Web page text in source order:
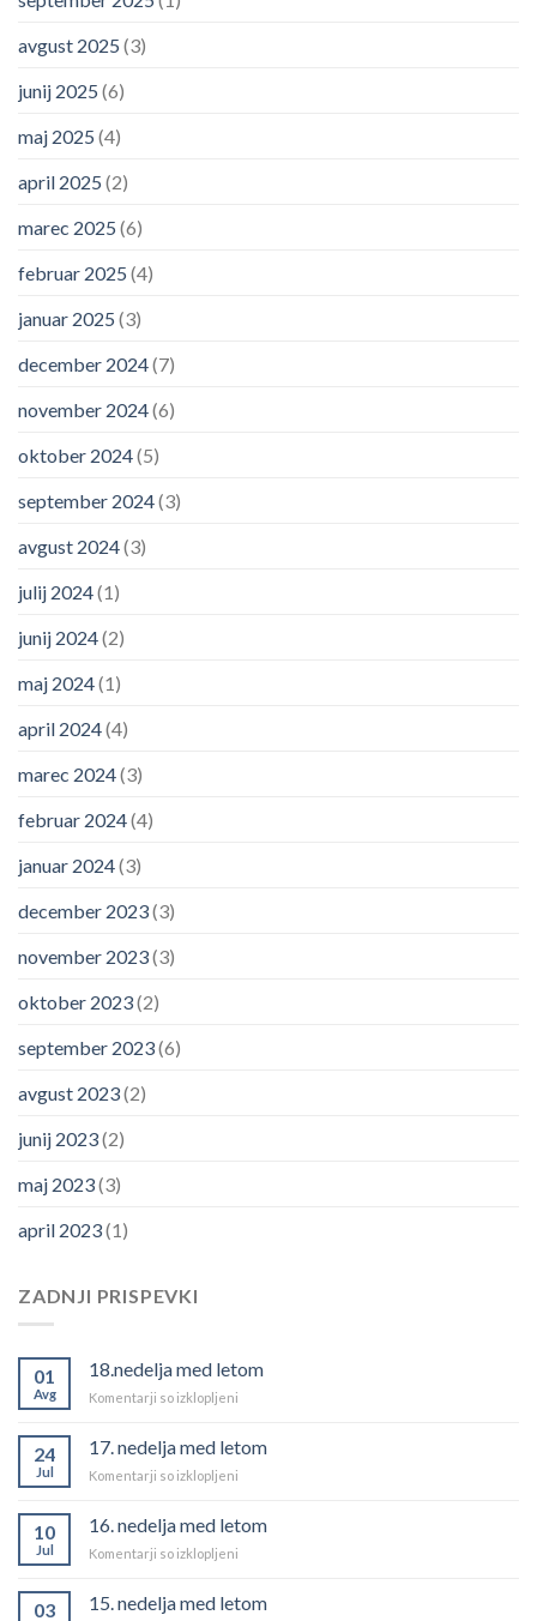
avgust 2025 (3)
junij 2025 (6)
maj 2025 (4)
april 2025 (2)
marec 2025 (6)
februar 2025 (4)
januar 2025 (3)
december 2024(7)
november 2024(6)
oktober 2024(5)
september 2024(3)
avgust 2024(3)
julij 2024(1)
junij 2024(2)
maj 2024(1)
april 2024(4)
marec 2024(3)
februar 2024(4)
januar 2024(3)
december 2023(3)
november 2023(3)
oktober 2023(2)
september 2023(6)
avgust 2023(2)
junij 2023(2)
maj 2023(3)
april 2023(1)
ZADNJI PRISPEVKI
01
Avg
18.nedelja med letom
Komentarji so izklopljeni
letom
24
Jul
17. nedelja med letom
Komentarji so izklopljeni
med
10
Jul
16. nedelja med letom
Komentarji so izklopljeni
med
03 15. nedelja med letom